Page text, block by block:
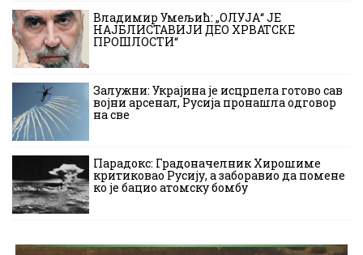
Владимир Умељић: „ОЛУЈА“ ЈЕ
НАЈБЛИСТАВИЈИ ДЕО ХРВАТСКЕ
ПРОШЛОСТИ“
Залужни: Украјина је исцрпела готово сав
војни арсенал, Русија пронашла одговор
на све
Парадокс: Градоначелник Хирошиме
критиковао Русију, а заборавио да помене
ко је бацио атомску бомбу